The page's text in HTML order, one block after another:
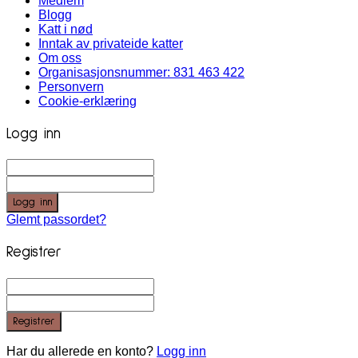
Blogg
Katt i nød
Inntak av privateide katter
Om oss
Organisasjonsnummer: 831 463 422
Personvern
Cookie-erklæring
Logg inn
Logg inn
Glemt passordet?
Registrer
Registrer
Har du allerede en konto? Logg inn